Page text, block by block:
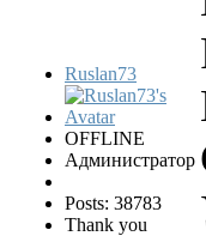
Ruslan73
OFFLINE
Администратор
Posts: 38783
Thank you